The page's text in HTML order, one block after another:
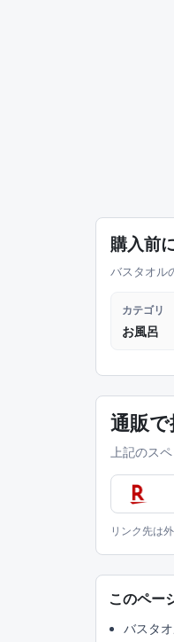
購入前
バスタオル
カテゴリ
お風呂
通販で
上記のス
リンク先は
このペー
バスタ